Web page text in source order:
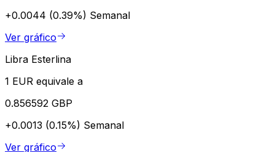
+0.0044 (0.39%) Semanal
Ver gráfico
Libra Esterlina
1 EUR equivale a
0.856592 GBP
+0.0013 (0.15%) Semanal
Ver gráfico